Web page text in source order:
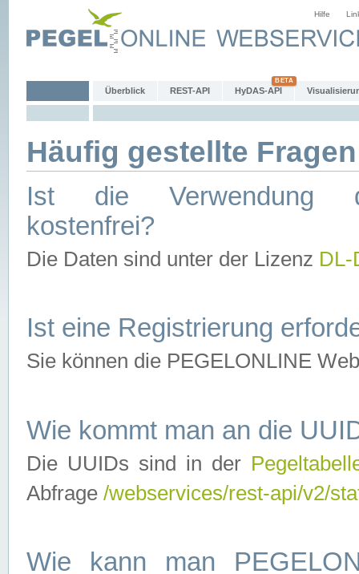
Hilfe
Überblick REST-API HyDAS-API
Häufig gestellte
Ist die Verwendung
kostenfrei?
Die Daten sind unter der Lizenz
Ist eine Registrierung
Sie können die PEGELONLINE
Wie kommt man an die
Die UUIDs sind in der
Abfrage /webservices/rest-api/v2/
Wie kann man